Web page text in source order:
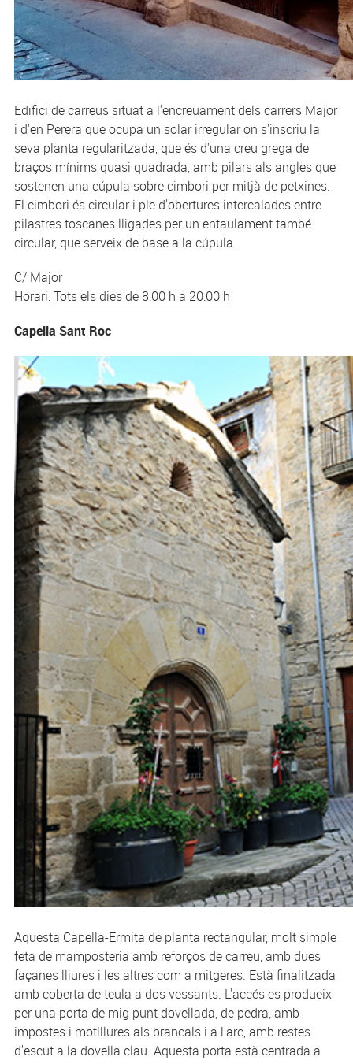
Edifici de carreus situat a l'encreuament dels carrers Major
i d'en Perera que ocupa un solar irregular on s'inscriu la
seva planta regularitzada, que és d'una creu grega de
braços mínims quasi quadrada, amb pilars als angles que
sostenen una cúpula sobre cimbori per mitjà de petxines.
El cimbori és circular i ple d'obertures intercalades entre
pilastres toscanes lligades per un entaulament també
circular, que serveix de base a la cúpula.
C/ Major
Horari:Tots els dies de 8:00 h a 20:00 h
Capella Sant Roc
Aquesta Capella-Ermita de planta rectangular, molt simple
feta de mamposteria amb reforços de carreu, amb dues
façanes lliures i les altres com a mitgeres. Està finalitzada
amb coberta de teula a dos vessants. L'accés es produeix
per una porta de mig punt dovellada, de pedra, amb
impostes i motlllures als brancals i a l'arc, amb restes
d'escut a la dovella clau. Aquesta porta està centrada a